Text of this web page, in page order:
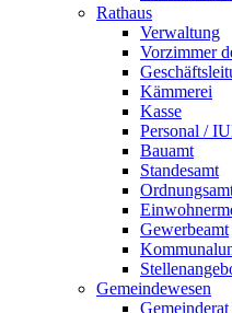
Rathaus
Verwaltung
Vorzimmer
Kämmerei
Kasse
Personal /
Bauamt
Standesamt
Gewerbeamt
Gemeindewesen